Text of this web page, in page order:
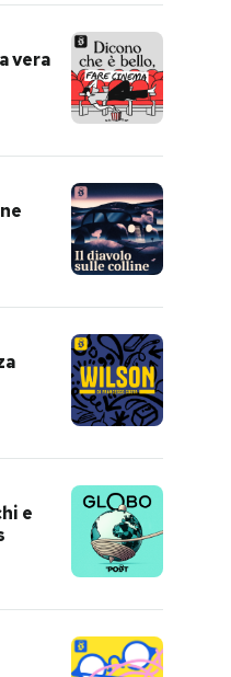
vera
e